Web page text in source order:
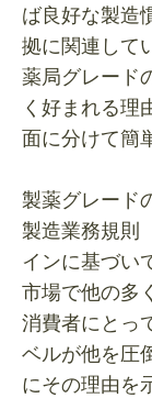
ば良好な製造
拠に関連して
薬局グレード
く好まれる理
面に分けて簡
製薬グレード
製造業務規則
インに基づい
市場で他の多
消費者にとっ
ベルが他を圧
にその理由を